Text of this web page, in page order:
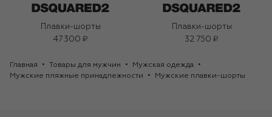
Плавки-шорты
47 300 ₽
Плавки-шорты
32 750 ₽
Главная Товары для мужчин
Мужская одежда
Мужские пляжные принадлежности
Мужские плавки-шорты